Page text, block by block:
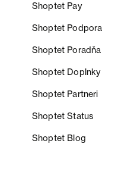
Shoptet Pay
Shoptet Podpora
Shoptet Poradňa
Shoptet Doplnky
Shoptet Partneri
Shoptet Status
Shoptet Blog